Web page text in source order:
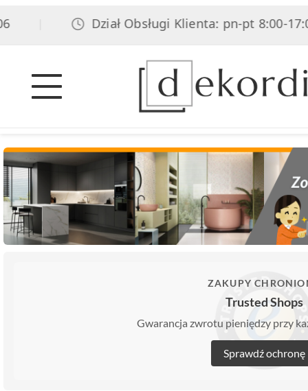
| Dział Obsługi Klienta: pn-pt 8:00-17:00,
ZAKUPY
Trusted Shops
Gwarancja zwrotu pieniędzy przy
Sprawdź ochronę